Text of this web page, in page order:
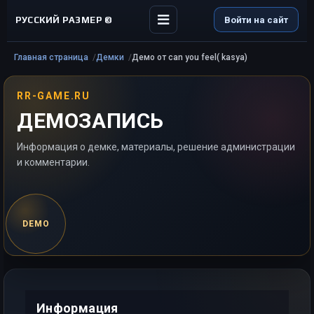
РУССКИЙ РАЗМЕР © Войти на сайт
Главная страница Демки Демо от can you feel( kasya)
RR-GAME.RU
ДЕМОЗАПИСЬ
Информация о демке, материалы, решение администрации
и комментарии.
DEMO
Информация